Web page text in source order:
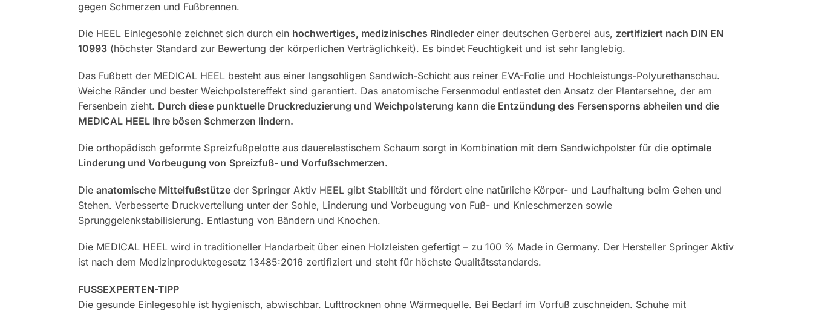
gegen Schmerzen und Fußbrennen.
Die HEEL Einlegesohle zeichnet sich durch ein hochwertiges, medizinisches Rindledereiner deutschen Gerberei aus, zertifiziert nach DIN EN
10993(höchster Standard zur Bewertung der körperlichen Verträglichkeit). Es bindet Feuchtigkeit und ist sehr langlebig.
Das Fußbett der MEDICAL HEEL besteht aus einer langsohligen Sandwich-Schicht aus reiner EVA-Folie und Hochleistungs-Polyurethanschau.
Weiche Ränder und bester Weichpolstereffekt sind garantiert. Das anatomische Fersenmodul entlastet den Ansatz der Plantarsehne, der am
Fersenbein zieht. Durch diese punktuelle Druckreduzierung und Weichpolsterung kann die Entzündung des Fersensporns abheilen und die
MEDICAL HEEL Ihre bösen Schmerzen lindern.
Die orthopädisch geformte Spreizfußpelotte aus dauerelastischem Schaum sorgt in Kombination mit dem Sandwichpolster für die optimale
Linderung und Vorbeugung von Spreizfuß- und Vorfußschmerzen.
Die anatomische Mittelfußstützeder Springer Aktiv HEEL gibt Stabilität und fördert eine natürliche Körper- und Laufhaltung beim Gehen und
Stehen. Verbesserte Druckverteilung unter der Sohle, Linderung und Vorbeugung von Fuß- und Knieschmerzen sowie
Sprunggelenkstabilisierung. Entlastung von Bändern und Knochen.
Die MEDICAL HEEL wird in traditioneller Handarbeit über einen Holzleisten gefertigt – zu 100 % Made in Germany. Der Hersteller Springer Aktiv
ist nach dem Medizinproduktegesetz 13485:2016 zertifiziert und steht für höchste Qualitätsstandards.
FUSSEXPERTEN-TIPP
Die gesunde Einlegesohle ist hygienisch, abwischbar. Lufttrocknen ohne Wärmequelle. Bei Bedarf im Vorfuß zuschneiden. Schuhe mit